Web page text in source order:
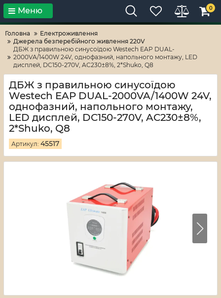
Тільки високі технології! RV-ZAFT
Меню 0
Головна
Електроживлення
Джерела безперебійного живлення 220V
ДБЖ з правильною синусоїдою Westech EAP DUAL-
2000VA/1400W 24V, однофазний, напольного монтажу, LED
дисплей, DC150-270V, AC230±8%, 2*Shuko, Q8
ДБЖ з правильною синусоїдою
Westech EAP DUAL-2000VA/1400W 24V,
однофазний, напольного монтажу,
LED дисплей, DC150-270V, AC230±8%,
2*Shuko, Q8
Артикул: 45517